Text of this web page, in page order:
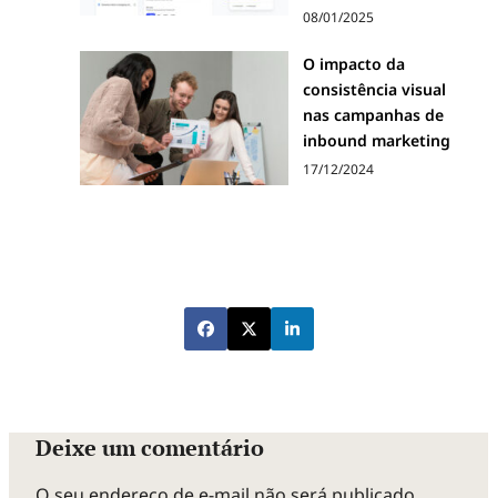
08/01/2025
O impacto da
consistência visual
nas campanhas de
inbound marketing
17/12/2024
Deixe um comentário